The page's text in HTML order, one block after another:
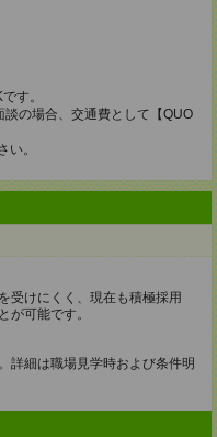
す。
の場合、交通費として【QUO
。
受けにくく、現在も積極採用
が可能です。
詳細は職場見学時および条件明